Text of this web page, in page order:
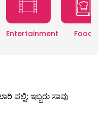
Entertainment Food
ಪಲ್ಟಿ; ಇಬ್ಬರು ಸಾವು